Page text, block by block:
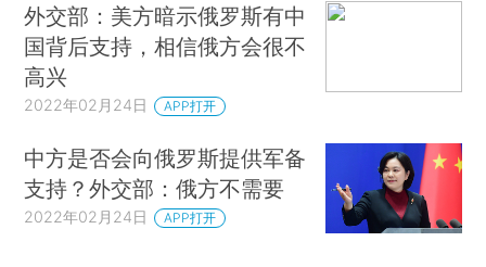
外交部：美方暗示俄罗斯有中
国背后支持，相信俄方会很不
高兴
2022年02月24日 APP打开
中方是否会向俄罗斯提供军备
支持？外交部：俄方不需要
2022年02月24日 APP打开